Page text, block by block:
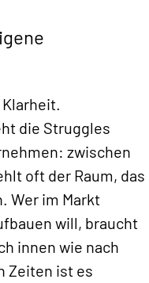
die Struggles
zwischen
oft der Raum, das
Wer im Markt
will, braucht
innen wie nach
Zeiten ist es